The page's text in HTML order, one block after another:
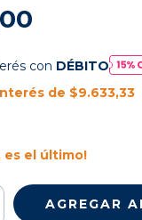
con DÉBITO
de $9.633,33
es el último!